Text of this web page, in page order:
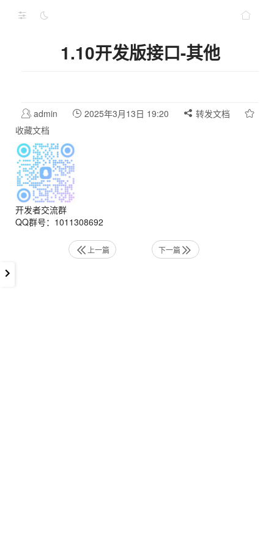
1.10开发版接口-其他
admin 2025年3月13日 19:20
转发文档
收藏文档
开发者交流群
QQ群号：1011308692
上一篇 下一篇